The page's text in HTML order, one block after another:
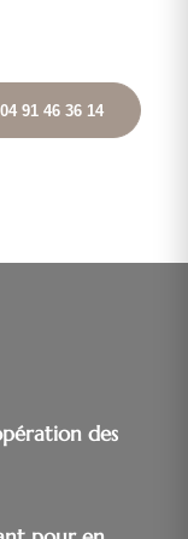
91 46 36 14
des